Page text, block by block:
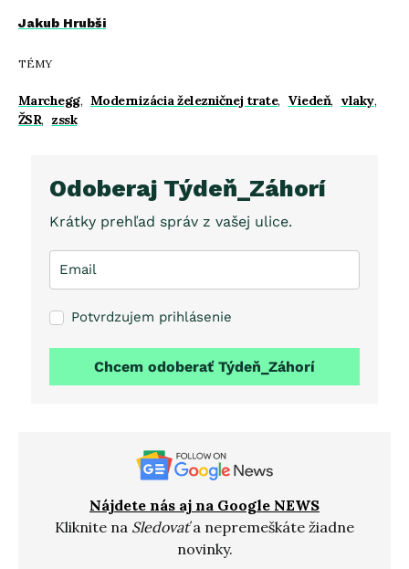
Jakub Hrubši
TÉMY
Marchegg, Modernizácia železničnej trate, Viedeň, vlaky,
ŽSR, zssk
Odoberaj Týdeň_Záhorí
Krátky prehľad správ z vašej ulice.
Potvrdzujem prihlásenie
Chcem odoberať Týdeň_Záhorí
Nájdete nás aj na Google NEWS
Kliknite na Sledovaťa nepremeškáte žiadne
novinky.